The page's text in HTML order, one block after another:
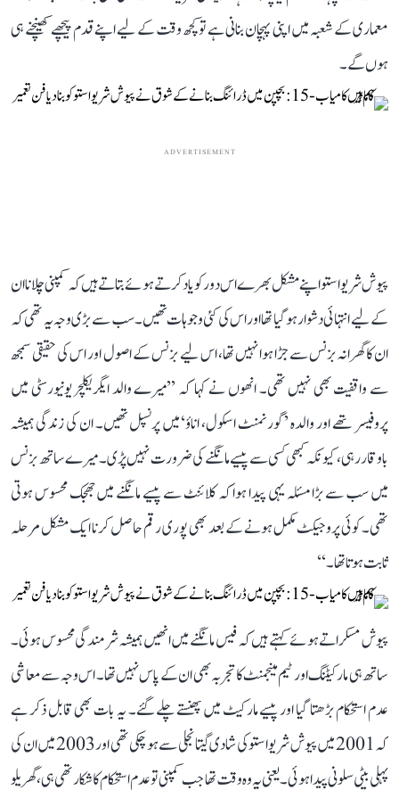
معماری کے شعبہ میں اپنی پہچان بنانی ہے تو کچھ وقت کے لیے اپنے قدم پیچھے کھینچنے ہی
ہوں گے۔
ADVERTISEMENT
پیوش شریواستو اپنے مشکل بھرے اس دور کو یاد کرتے ہوئے بتاتے ہیں کہ کمپنی چلانا ان
کے لیے انتہائی دشوار ہو گیا تھا اور اس کی کئی وجوہات تھیں۔ سب سے بڑی وجہ یہ تھی کہ
ان کا گھرانہ بزنس سے جڑا ہوا نہیں تھا، اس لیے بزنس کے اصول اور اس کی حقیقی سمجھ
سے واقفیت بھی نہیں تھی۔ انھوں نے کہا کہ ’’میرے والد ایگریکلچر یونیورسٹی میں
پروفیسر تھے اور والدہ ’گورنمنٹ اسکول، اناؤ‘ میں پرنسپل تھیں۔ ان کی زندگی ہمیشہ
باوقار رہی، کیونکہ کبھی کسی سے پیسے مانگنے کی ضرورت نہیں پڑی۔ میرے ساتھ بزنس
میں سب سے بڑا مسئلہ یہی پیدا ہوا کہ کلائنٹ سے پیسے مانگنے میں جھجک محسوس ہوتی
تھی۔ کوئی پروجیکٹ مکمل ہونے کے بعد بھی پوری رقم حاصل کرنا ایک مشکل مرحلہ
ثابت ہوتا تھا۔‘‘
پیوش مسکراتے ہوئے کہتے ہیں کہ فیس مانگنے میں انھیں ہمیشہ شرمندگی محسوس ہوئی۔
ساتھ ہی مارکیٹنگ اور ٹیم مینجمنٹ کا تجربہ بھی ان کے پاس نہیں تھا۔ اس وجہ سے معاشی
عدم استحکام بڑھتا گیا اور پیسے مارکیٹ میں پھنستے چلے گئے۔ یہ بات بھی قابل ذکر ہے
کہ 2001 میں پیوش شریواستو کی شادی گیتانجلی سے ہو چکی تھی اور 2003 میں ان کی
پہلی بیٹی سلونی پیدا ہوئی۔ یعنی یہ وہ وقت تھا جب کمپنی تو عدم استحکام کا شکار تھی ہی، گھریلو